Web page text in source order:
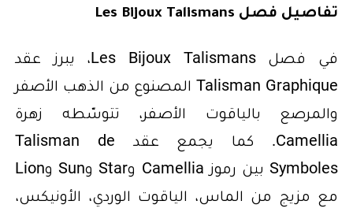
تفاصيل فصل Les Bijoux Talismans
في فصل Les Bijoux Talismans، يبرز عقد
Talisman Graphique المصنوع من الذهب الأصفر
والمرصع بالياقوت الأصفر، تتوسّطه زهرة
Camellia. كما يجمع عقد Talisman de
Symboles بين رموز Camellia وStar وSun وLion
مع مزيج من الماس، الياقوت الوردي، الأونيكس،